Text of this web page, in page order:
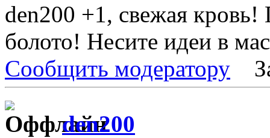
den200 +1, свежая кровь!
болото! Несите идеи в
Сообщить модератору
den200